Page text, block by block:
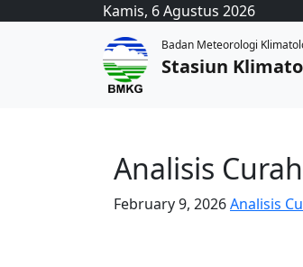
Kamis, 6 Agustus 2026
Badan Meteorologi
Stasiun
Analisis
February 9, 2026Analisis